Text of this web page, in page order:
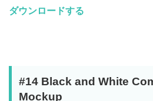
ダウンロードする
#14 Black and White
Mockup